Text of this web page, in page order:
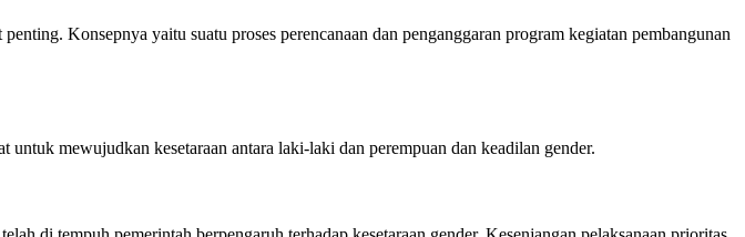
Konsepnya yaitu suatu proses perencanaan dan penganggaran program kegiatan pembangunan
mewujudkan kesetaraan antara laki-laki dan perempuan dan keadilan gender.